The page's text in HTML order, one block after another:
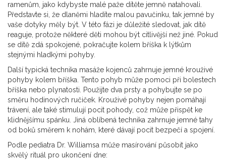
ramenům, jako kdybyste malé paže dítěte jemně natahovali.
Představte si, že dlaněmi hladíte malou pavučinku, tak jemné by
vaše dotyky měly být. V této fázi je důležité sledovat, jak dítě
reaguje, protože některé děti mohou být citlivější než jiné. Pokud
se dítě zdá spokojené, pokračujte kolem bříška k lýtkům
stejnými hladkými pohyby.
Další typická technika masáže kojenců zahrnuje jemné krouživé
pohyby kolem bříška. Tento pohyb může pomoci při bolestech
bříška nebo plynatosti. Použijte dva prsty a pohybujte se po
směru hodinových ručiček. Krouživé pohyby nejen pomáhají
trávení, ale také stimulují pocit pohody, což může přispět ke
klidnějšímu spánku. Jiná oblíbená technika zahrnuje jemné tahy
od boků směrem k nohám, které dávají pocit bezpečí a spojení.
Podle pediatra Dr. Williamsa může masírování působit jako
skvělý rituál pro ukončení dne: